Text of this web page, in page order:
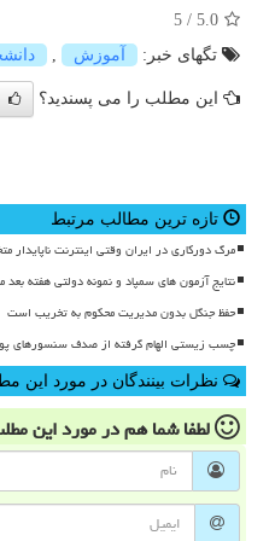
5.0
/
5
تگهای خبر:
آموزش
این مطلب را می پسندید؟
تازه ترین مطالب مرتبط
مرگ دورکاری در ایران وقتی اینترنت ناپایدار
نتایج آزمون های سمپاد و نمونه دولتی هفته
حفظ جنگل بدون مدیریت محکوم به تخریب است
چسب زیستی الهام گرفته از صدف سنسورهای
نظرات بینندگان در مورد این
لطفا شما همدر مورد این